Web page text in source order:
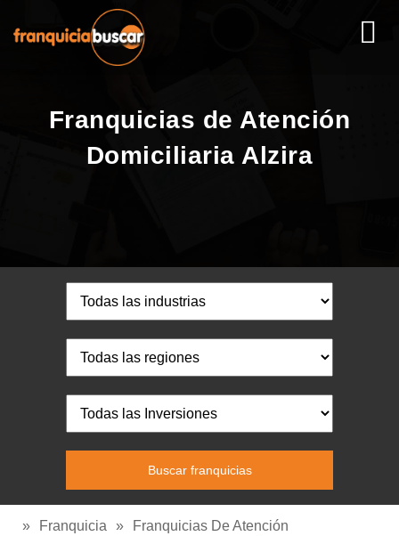
Franquicias de Atención
Domiciliaria Alzira
» Franquicia »
Franquicias De Atención